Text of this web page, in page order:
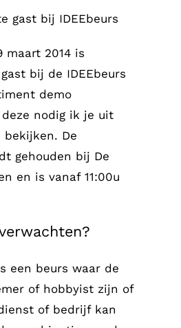
maart 2014 is
gast bij de IDEEbeurs
demo
nodig ik je uit
bekijken. De
gehouden bij De
en is vanaf 11:00u
een beurs waar de
of hobbyist zijn of
of bedrijf kan